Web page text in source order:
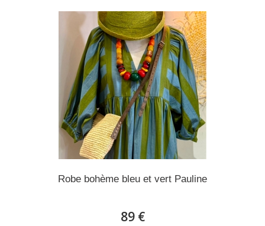
Robe bohème bleu et vert Pauline
89 €